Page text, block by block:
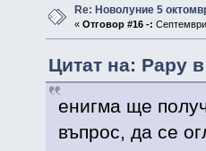
Re: Новолуние 5
« Отговор #16 -:
Цитат на: Papy
енигма ще
въпрос, да се